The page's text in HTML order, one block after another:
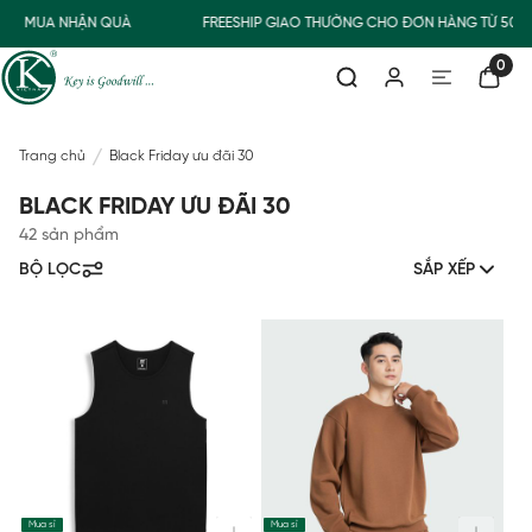
MUA NHẬN QUÀ FREESHIP GIAO THƯỜNG CHO ĐƠN HÀNG TỪ
0
Trang chủ Black Friday ưu đãi 30
BLACK FRIDAY ƯU ĐÃI 30
42 sản phẩm
BỘ LỌC
SẮP XẾP
Mua sỉ Mua sỉ